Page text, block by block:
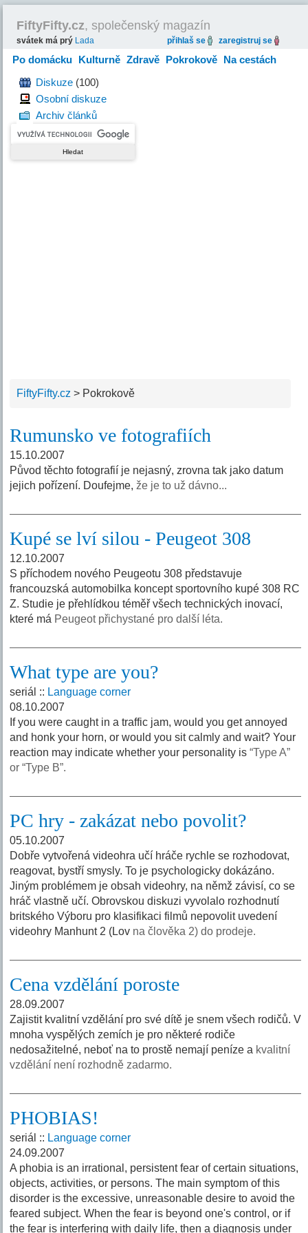
FiftyFifty.cz, společenský magazín
svátek má prý Lada přihlaš se zaregistruj se
Po domácku Kulturně Zdravě Pokrokově Na cestách
HravěDiskuze (100)
Osobní diskuze
Archiv článků
FiftyFifty.cz > Pokrokově
Rumunsko ve fotografiích
15.10.2007
Původ těchto fotografií je nejasný, zrovna tak jako datum
jejich pořízení. Doufejme, že je to už dávno...
Kupé se lví silou - Peugeot 308
12.10.2007
S příchodem nového Peugeotu 308 představuje
francouzská automobilka koncept sportovního kupé 308 RC
Z. Studie je přehlídkou téměř všech technických inovací,
které má Peugeot přichystané pro další léta.
What type are you?
seriál :: Language corner
08.10.2007
If you were caught in a traffic jam, would you get annoyed
and honk your horn, or would you sit calmly and wait? Your
reaction may indicate whether your personality is“Type A”
or “Type B”.
PC hry - zakázat nebo povolit?
05.10.2007
Dobře vytvořená videohra učí hráče rychle se rozhodovat,
reagovat, bystří smysly. To je psychologicky dokázáno.
Jiným problémem je obsah videohry, na němž závisí, co se
hráč vlastně učí. Obrovskou diskuzi vyvolalo rozhodnutí
britského Výboru pro klasifikaci filmů nepovolit uvedení
videohry Manhunt 2 (Lov na člověka 2) do prodeje.
Cena vzdělání poroste
28.09.2007
Zajistit kvalitní vzdělání pro své dítě je snem všech rodičů. V
mnoha vyspělých zemích je pro některé rodiče
nedosažitelné, neboť na to prostě nemají peníze a kvalitní
vzdělání není rozhodně zadarmo.
PHOBIAS!
seriál :: Language corner
24.09.2007
A phobia is an irrational, persistent fear of certain situations,
objects, activities, or persons. The main symptom of this
disorder is the excessive, unreasonable desire to avoid the
feared subject. When the fear is beyond one's control, or if
the fear is interfering with daily life, then a diagnosis under